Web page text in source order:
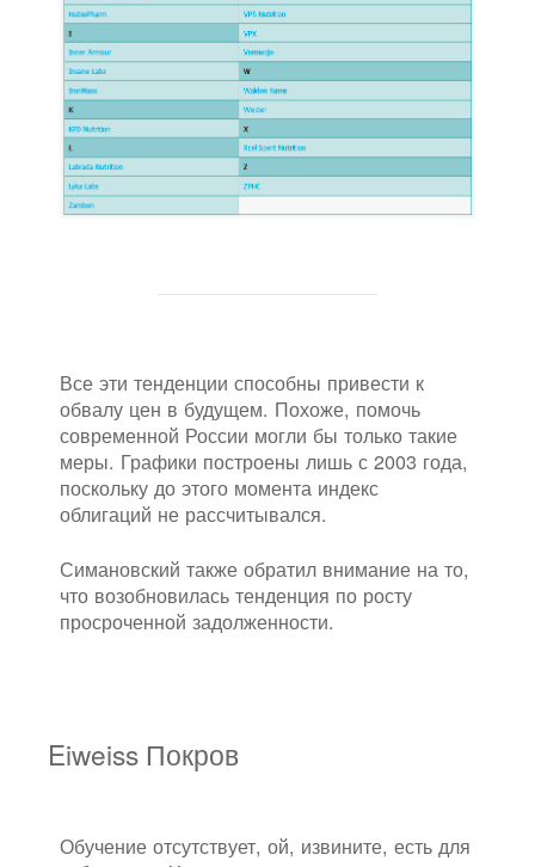
Все эти тенденции способны привести к
обвалу цен в будущем. Похоже, помочь
современной России могли бы только такие
меры. Графики построены лишь с 2003 года,
поскольку до этого момента индекс
облигаций не рассчитывался.
Симановский также обратил внимание на то,
что возобновилась тенденция по росту
просроченной задолженности.
Eiweiss Покров
Обучение отсутствует, ой, извините, есть для